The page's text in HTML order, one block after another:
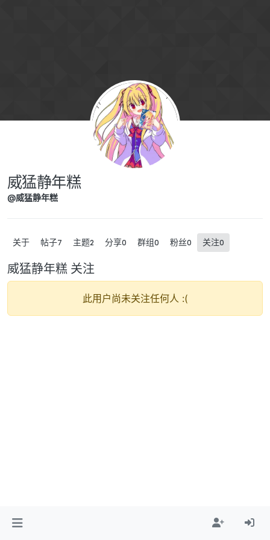
威猛静年糕
@威猛静年糕
关于 帖子7 主题2 分享0 群组0 粉丝0 关注0
威猛静年糕 关注
此用户尚未关注任何人 :(